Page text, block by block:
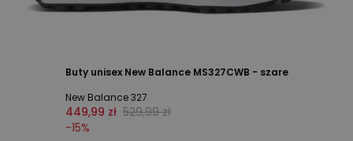
Buty unisex New Balance MS327CWB - szare
New Balance 327
449,99 zł 529,99 zł
-15%